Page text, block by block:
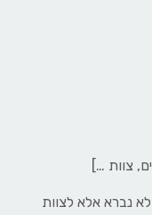
צוות …]
נברא אלא לצוות